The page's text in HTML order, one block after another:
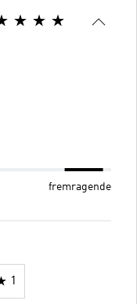
fremragende
1